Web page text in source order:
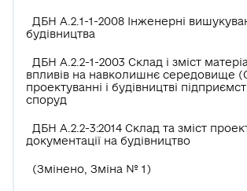
ДБН А.2.1-1-2008 Інженерні
будівництва
ДБН А.2.2-1-2003 Склад і зміст
впливів на навколишнє середовище
проектуванні і будівництві
споруд
ДБН А.2.2-3:2014 Склад та зміст
документації на будівництво
(Змінено, Зміна № 1)